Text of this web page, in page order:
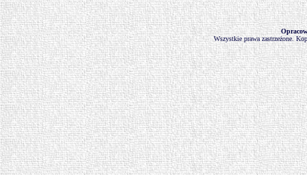
Wszystkie prawa zastrzeżone.